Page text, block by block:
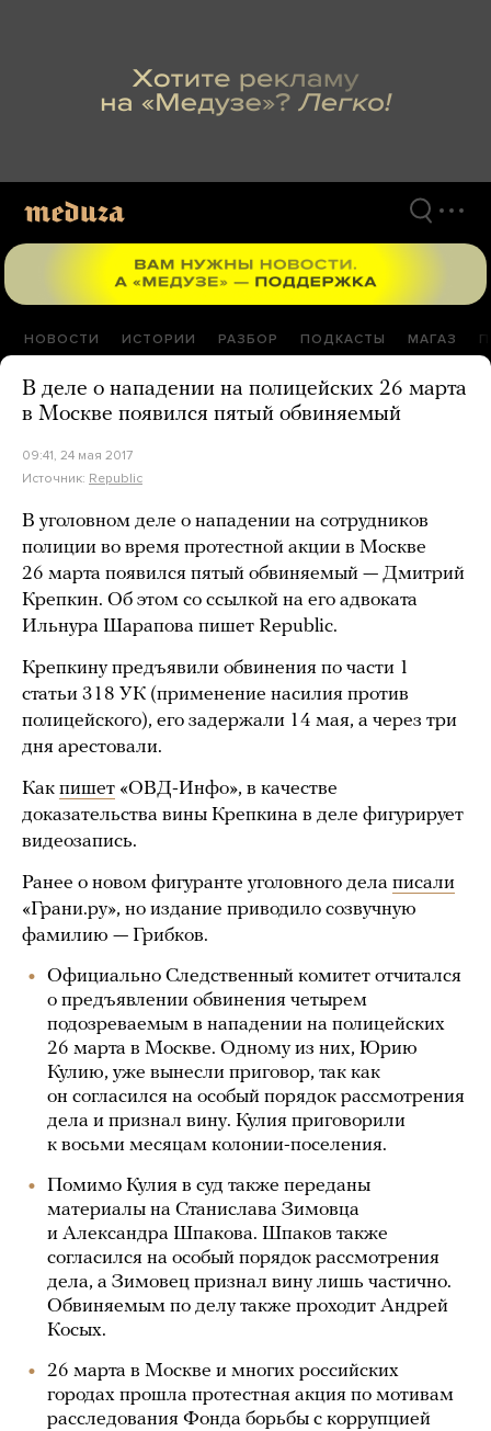
НОВОСТИ ИСТОРИИ РАЗБОР ПОДКАСТЫ МАГАЗ
В деле о нападении на полицейских 26 марта
в Москве появился пятый обвиняемый
09:41, 24 мая 2017
Источник: Republic
В уголовном деле о нападении на сотрудников
полиции во время протестной акции в Москве
26 марта появился пятый обвиняемый — Дмитрий
Крепкин. Об этом со ссылкой на его адвоката
Ильнура Шарапова пишет Republic.
Крепкину предъявили обвинения по части 1
статьи 318 УК (применение насилия против
полицейского), его задержали 14 мая, а через три
дня арестовали.
Как пишет «ОВД-Инфо», в качестве
доказательства вины Крепкина в деле фигурирует
видеозапись.
Ранее о новом фигуранте уголовного дела писали
«Грани.ру», но издание приводило созвучную
фамилию — Грибков.
Официально Следственный комитет отчитался
о предъявлении обвинения четырем
подозреваемым в нападении на полицейских
26 марта в Москве. Одному из них, Юрию
Кулию, уже вынесли приговор, так как
он согласился на особый порядок рассмотрения
дела и признал вину. Кулия приговорили
к восьми месяцам колонии-поселения.
Помимо Кулия в суд также переданы
материалы на Станислава Зимовца
и Александра Шпакова. Шпаков также
согласился на особый порядок рассмотрения
дела, а Зимовец признал вину лишь частично.
Обвиняемым по делу также проходит Андрей
Косых.
26 марта в Москве и многих российских
городах прошла протестная акция по мотивам
расследования Фонда борьбы с коррупцией